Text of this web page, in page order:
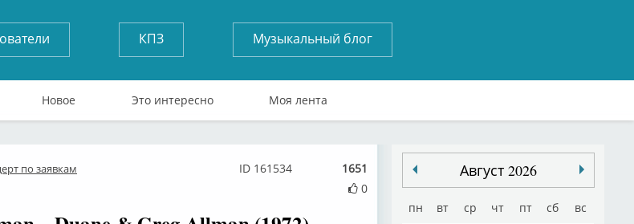
КПЗ Музыкальный блог
Новое Это интересно Моя лента
по заявкам
1651
0
ID 161534 Август 2026
пн вт ср чт пт сб вс